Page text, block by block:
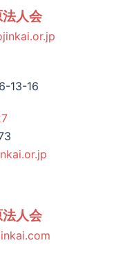
人会
13-16
人会